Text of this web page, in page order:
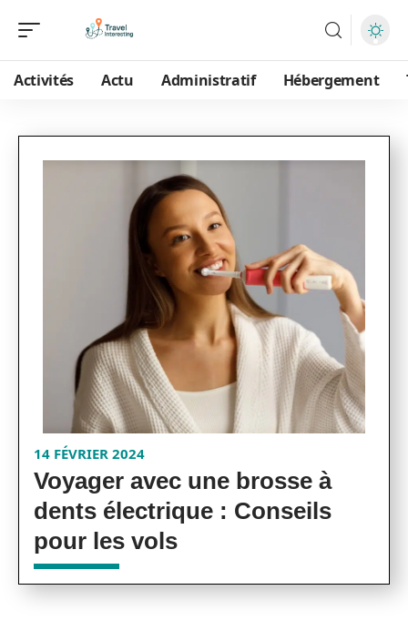
Activités Actu Administratif Hébergement
14 FÉVRIER 2024
Voyager avec une brosse à
dents électrique : Conseils
pour les vols